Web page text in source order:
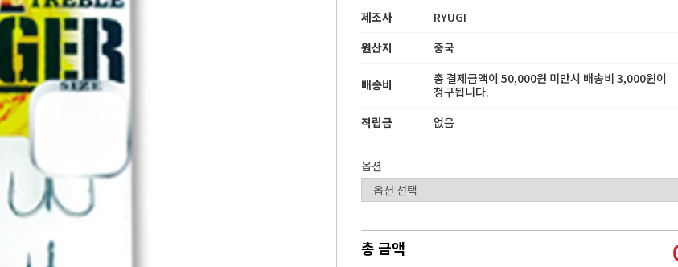
제조사
RYUGI
원산지
중국
배송비
총 결제금액이 50,000원 미만시 배송비 3,000원이
청구됩니다.
적립금
없음
옵션
총 금액